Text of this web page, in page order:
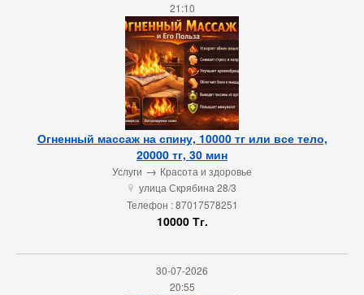
21:10
Огненный массаж на спину, 10000 тг или все тело,
20000 тг, 30 мин
Услуги → Красота и здоровье
u улица Скрябина 28/3
Телефон : 87017578251
10000 Тг.
30-07-2026
20:55